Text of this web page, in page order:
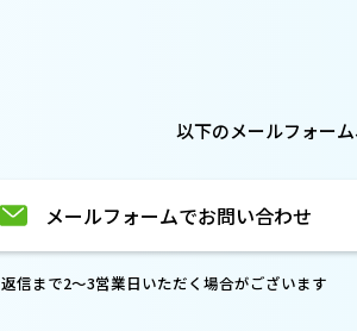
以下のメールフォー
メールフォームでお問い合わせ
返信まで2～3営業日いただく場合がございます